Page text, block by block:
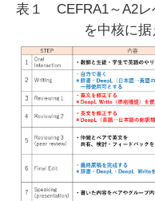
表１ CEFRA1～A2レ
を中核に